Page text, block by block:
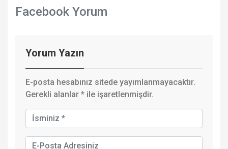
Facebook Yorum
Yorum Yazın
E-posta hesabınız sitede yayımlanmayacaktır.
Gerekli alanlar * ile işaretlenmişdir.